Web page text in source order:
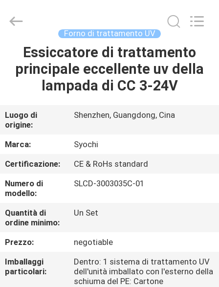
CASA
PRODOTTI
CIRCA
NOI
GIRO
DELLA
FABBRICA
CONTROLLO
DI
QUALITÀ
Syochi
Electronics
Forno di trattamento UV
Essiccatore di trattamento
principale eccellente uv della
lampada di CC 3-24V
Luogo di
origine:
Shenzhen, Guangdong, Cina
Marca:
Syochi
Certificazione:
CE & RoHs standard
Numero di
modello:
SLCD-3003035C-01
Quantità di
ordine minimo:
Un Set
Prezzo:
negotiable
Imballaggi
particolari:
Dentro: 1 sistema di trattamento UV
dell'unità imballato con l'esterno della
schiuma del PE: Cartone